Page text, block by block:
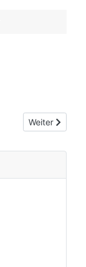
Nächster
Weiter